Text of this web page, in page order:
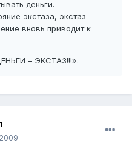
деньги.
экстаза, экстаз
вновь приводит к
– ЭКСТАЗ!!!».